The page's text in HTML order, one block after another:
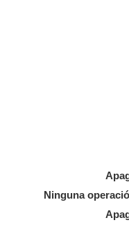
Ninguna